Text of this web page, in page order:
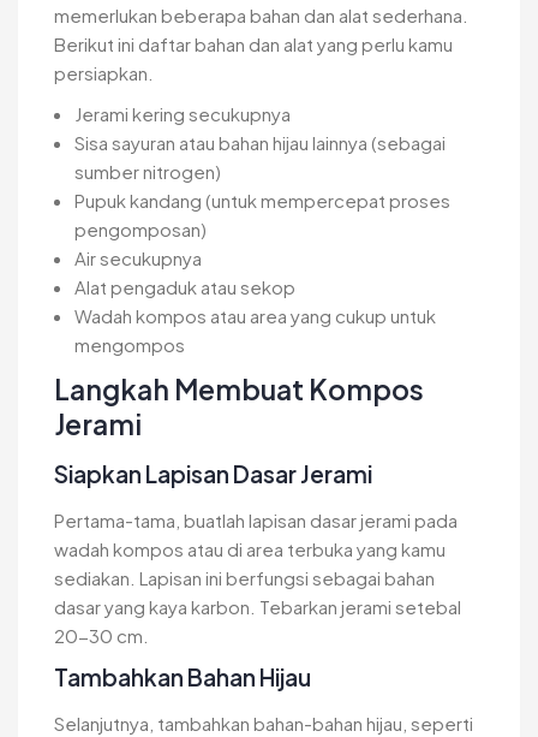
memerlukan beberapa bahan dan alat sederhana.
Berikut ini daftar bahan dan alat yang perlu kamu
persiapkan.
Jerami kering secukupnya
Sisa sayuran atau bahan hijau lainnya (sebagai
sumber nitrogen)
Pupuk kandang (untuk mempercepat proses
pengomposan)
Air secukupnya
Alat pengaduk atau sekop
Wadah kompos atau area yang cukup untuk
mengompos
Langkah Membuat Kompos
Jerami
Siapkan Lapisan Dasar Jerami
Pertama-tama, buatlah lapisan dasar jerami pada
wadah kompos atau di area terbuka yang kamu
sediakan. Lapisan ini berfungsi sebagai bahan
dasar yang kaya karbon. Tebarkan jerami setebal
20-30 cm.
Tambahkan Bahan Hijau
Selanjutnya, tambahkan bahan-bahan hijau, seperti